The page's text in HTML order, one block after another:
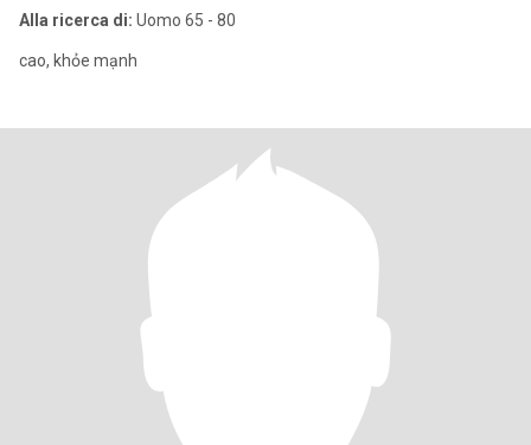
Alla ricerca di: Uomo 65 - 80
cao, khỏe mạnh